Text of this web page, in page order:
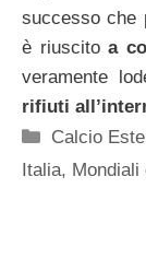
successo che
è riuscitoa
veramente
rifiuti
Categorie
Calcio
Italia, Mondiali